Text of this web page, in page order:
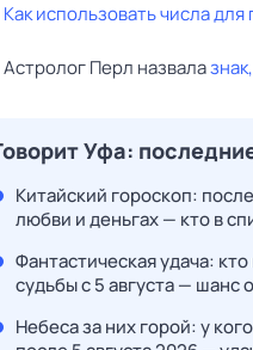
Как использовать числа
Астролог Перл назвала
Уфа:
Китайский гороскоп:
любви и деньгах — кто в
Фантастическая удача:
судьбы с 5 августа — шанс
Небеса за них горой: у